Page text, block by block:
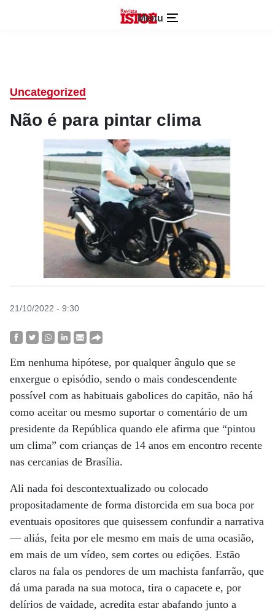
Menu
Uncategorized
Não é para pintar clima
21/10/2022 - 9:30
Em nenhuma hipótese, por qualquer ângulo que se
enxergue o episódio, sendo o mais condescendente
possível com as habituais gabolices do capitão, não há
como aceitar ou mesmo suportar o comentário de um
presidente da República quando ele afirma que “pintou
um clima” com crianças de 14 anos em encontro recente
nas cercanias de Brasília.
Ali nada foi descontextualizado ou colocado
propositadamente de forma distorcida em sua boca por
eventuais opositores que quisessem confundir a narrativa
— aliás, feita por ele mesmo em mais de uma ocasião,
em mais de um vídeo, sem cortes ou edições. Estão
claros na fala os pendores de um machista fanfarrão, que
dá uma parada na sua motoca, tira o capacete e, por
delírios de vaidade, acredita estar abafando junto a